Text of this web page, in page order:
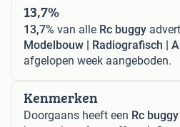
13,7%
13,7% van alle Rc buggy
Modelbouw | Radiografisch |
afgelopen week aangeboden.
Kenmerken
Doorgaans heeft een Rc buggy